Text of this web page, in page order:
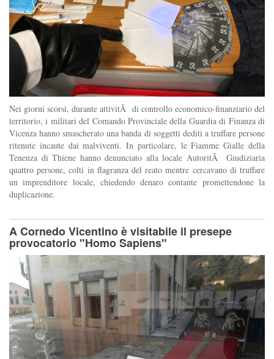
Nei giorni scorsi, durante attivitÃ di controllo economico-finanziario del
territorio, i militari del Comando Provinciale della Guardia di Finanza di
Vicenza hanno smascherato una banda di soggetti dediti a truffare persone
ritenute incaute dai malviventi. In particolare, le Fiamme Gialle della
Tenenza di Thiene hanno denunciato alla locale AutoritÃ Giudiziaria
quattro persone, colti in flagranza del reato mentre cercavano di truffare
un imprenditore locale, chiedendo denaro contante promettendone la
duplicazione.
A Cornedo Vicentino è visitabile il presepe
provocatorio "Homo Sapiens"